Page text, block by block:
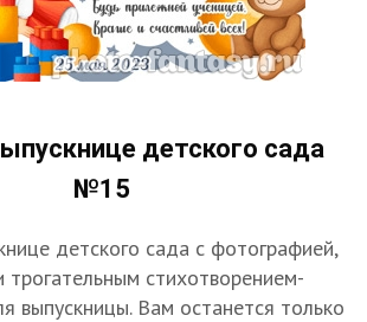
детского сада
№15
детского сада с фотографией,
трогательным стихотворением-
выпускницы. Вам останется только